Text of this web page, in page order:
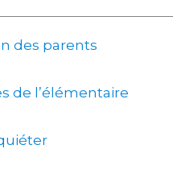
des parents
de l’élémentaire